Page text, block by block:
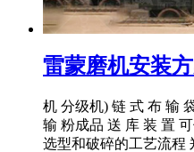
雷蒙磨机安装
机 分级机) 链 式 布 输
输 粉成品 送 库 装 置
选型和破碎的工艺流程